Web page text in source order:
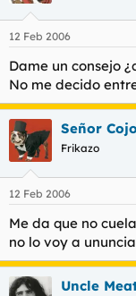
12 Feb 2006
Dame un consejo
No me decido
Señor
Frikazo
12 Feb 2006
Me da que no
no lo voy a
Uncle